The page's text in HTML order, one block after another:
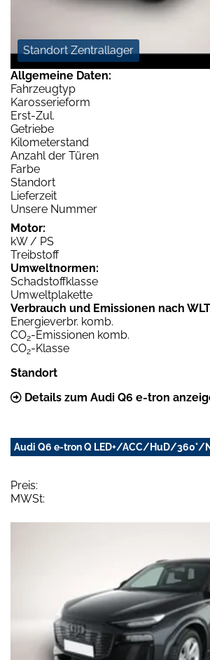
Standort Zentrallager
Allgemeine Daten:
Fahrzeugtyp
Karosserieform
Erst-Zul.
Getriebe
Kilometerstand
Anzahl der Türen
Farbe
Standort
Lieferzeit
Unsere Nummer
Motor:
kW / PS
Treibstoff
Umweltnormen:
Schadstoffklasse
Umweltplakette
Verbrauch und Emissionen nach
Energieverbr. komb.
CO2-Emissionen komb.
CO2-Klasse
Standort
Details zum Audi Q6 e-tron
Audi Q6 e-tron Q LED+/ACC/HuD/360°/
Preis:
MWSt: